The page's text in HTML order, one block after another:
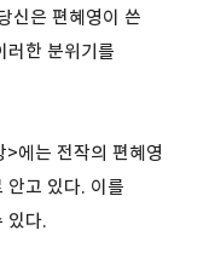
신은 편혜영이 쓴
러한 분위기를
에는 전작의 편혜영
안고 있다. 이를
있다.